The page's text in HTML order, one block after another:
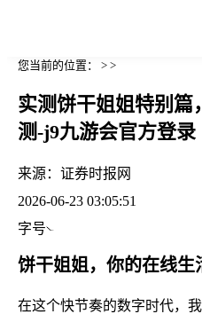
您当前的位置： > >
实测饼干姐姐特别篇
测-j9九游会官方登录
来源： 证券时报网
2026-06-23 03:05:51
字号
饼干姐姐，你的在线生
在这个快节奏的数字时代，